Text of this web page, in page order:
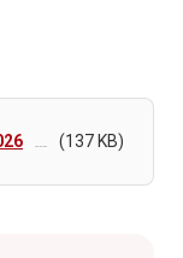
(137 KB)